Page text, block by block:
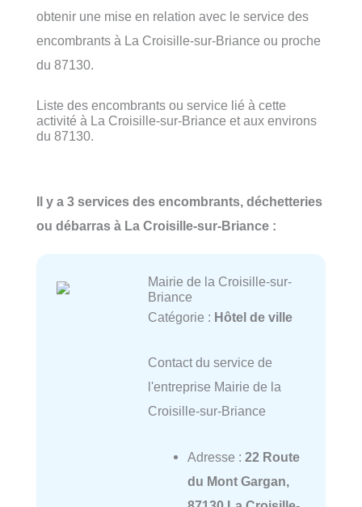
obtenir une mise en relation avec le service des
encombrants à La Croisille-sur-Briance ou proche
du 87130.
Liste des encombrants ou service lié à cette
activité à La Croisille-sur-Briance et aux environs
du 87130.
Il y a 3 services des encombrants, déchetteries
ou débarras à La Croisille-sur-Briance :
Mairie de la Croisille-sur-
Briance
Catégorie : Hôtel de ville
Contact du service de
l'entreprise Mairie de la
Croisille-sur-Briance
Adresse : 22 Route
du Mont Gargan,